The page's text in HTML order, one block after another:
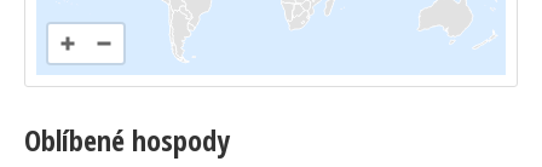
Oblíbené hospody